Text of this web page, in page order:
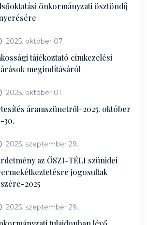
önkormányzati ösztöndíj
2025. október 07.
tájékoztató címkezelési
megindításáról
2025. október 01.
áramszünetről-2025. október
30.
2025. szeptember 29.
az ŐSZI-TÉLI szünidei
jogosultak
2025
2025. szeptember 29.